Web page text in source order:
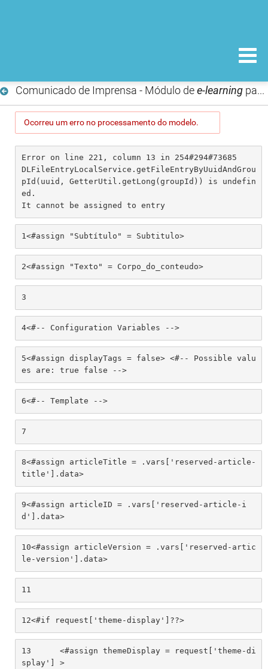
Comunicado de Imprensa - Módulo dee-learningpara formação sobre notificação de Reações Adversas a Medicamentos
Ocorreu um erro no processamento do modelo.
Error on line 221, column 13 in 254#294#73685
DLFileEntryLocalService.getFileEntryByUuidAndGrou
pId(uuid, GetterUtil.getLong(groupId)) is undefin
ed.
It cannot be assigned to entry
1<#assign "Subtítulo" = Subtitulo>
2<#assign "Texto" = Corpo_do_conteudo>
3
4<#-- Configuration Variables -->
5<#assign displayTags = false> <#-- Possible valu
es are: true false -->
6<#-- Template -->
7
8<#assign articleTitle = .vars['reserved-article-
title'].data>
9<#assign articleID = .vars['reserved-article-i
d'].data>
10<#assign articleVersion = .vars['reserved-artic
le-version'].data>
11
12<#if request['theme-display']??>
13
splay'] >